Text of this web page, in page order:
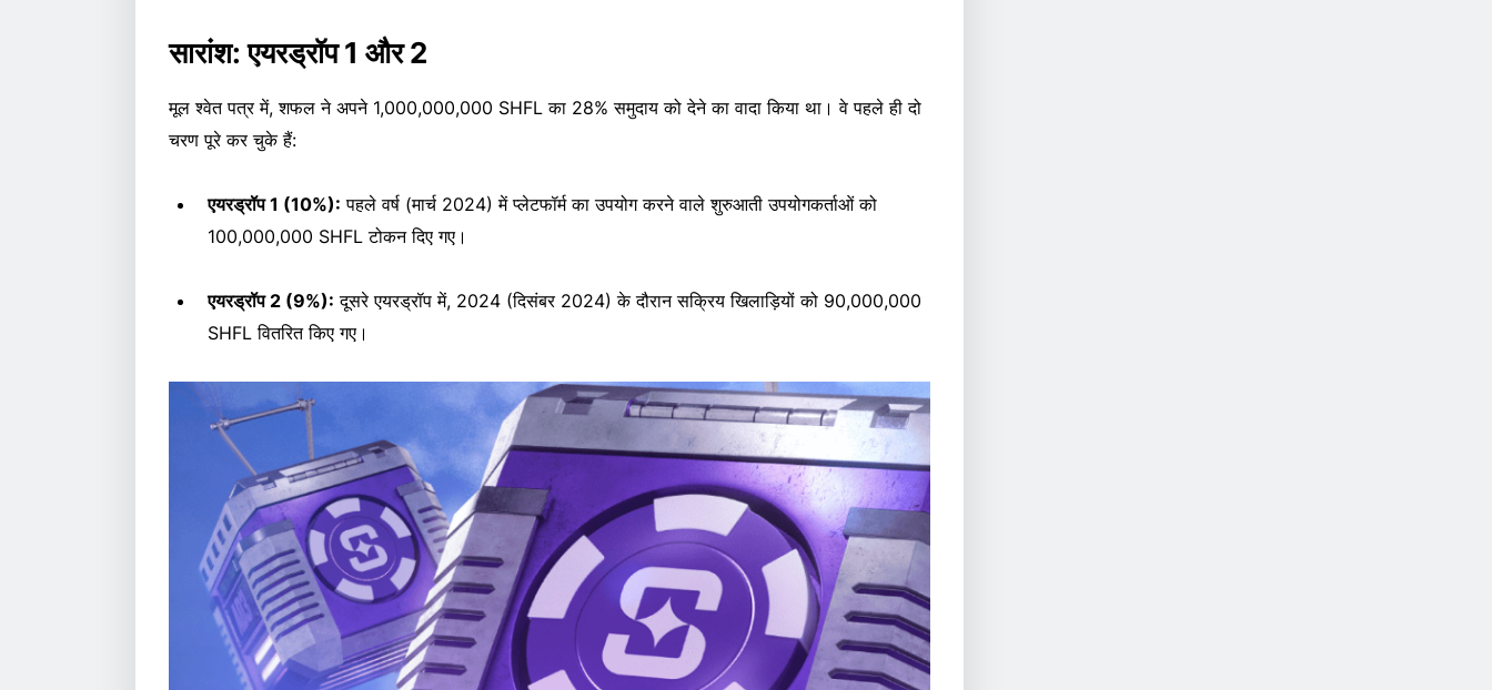
सारांश: एयरड्रॉप 1 और 2
मूल श्वेत पत्र में, शफल ने अपने 1,000,000,000 SHFL का 28% समुदाय को देने का वादा किया था। वे पहले ही दो
चरण पूरे कर चुके हैं:
एयरड्रॉप 1 (10%): पहले वर्ष (मार्च 2024) में प्लेटफॉर्म का उपयोग करने वाले शुरुआती उपयोगकर्ताओं को
100,000,000 SHFL टोकन दिए गए।
एयरड्रॉप 2 (9%): दूसरे एयरड्रॉप में, 2024 (दिसंबर 2024) के दौरान सक्रिय खिलाड़ियों को 90,000,000
SHFL वितरित किए गए।